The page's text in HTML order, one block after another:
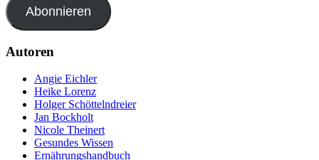
Abonnieren
Autoren
Angie Eichler
Heike Lorenz
Holger Schöttelndreier
Jan Bockholt
Nicole Theinert
Gesundes Wissen
Ernährungshandbuch